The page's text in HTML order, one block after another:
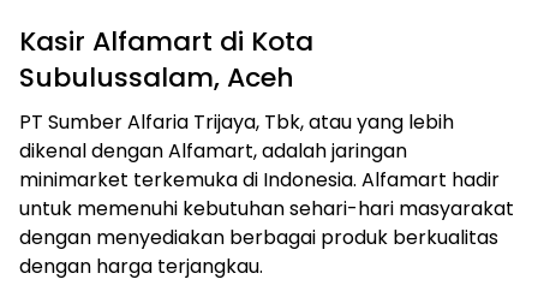
Kasir Alfamart di Kota
Subulussalam, Aceh
PT Sumber Alfaria Trijaya, Tbk, atau yang lebih
dikenal dengan Alfamart, adalah jaringan
minimarket terkemuka di Indonesia. Alfamart hadir
untuk memenuhi kebutuhan sehari-hari masyarakat
dengan menyediakan berbagai produk berkualitas
dengan harga terjangkau.